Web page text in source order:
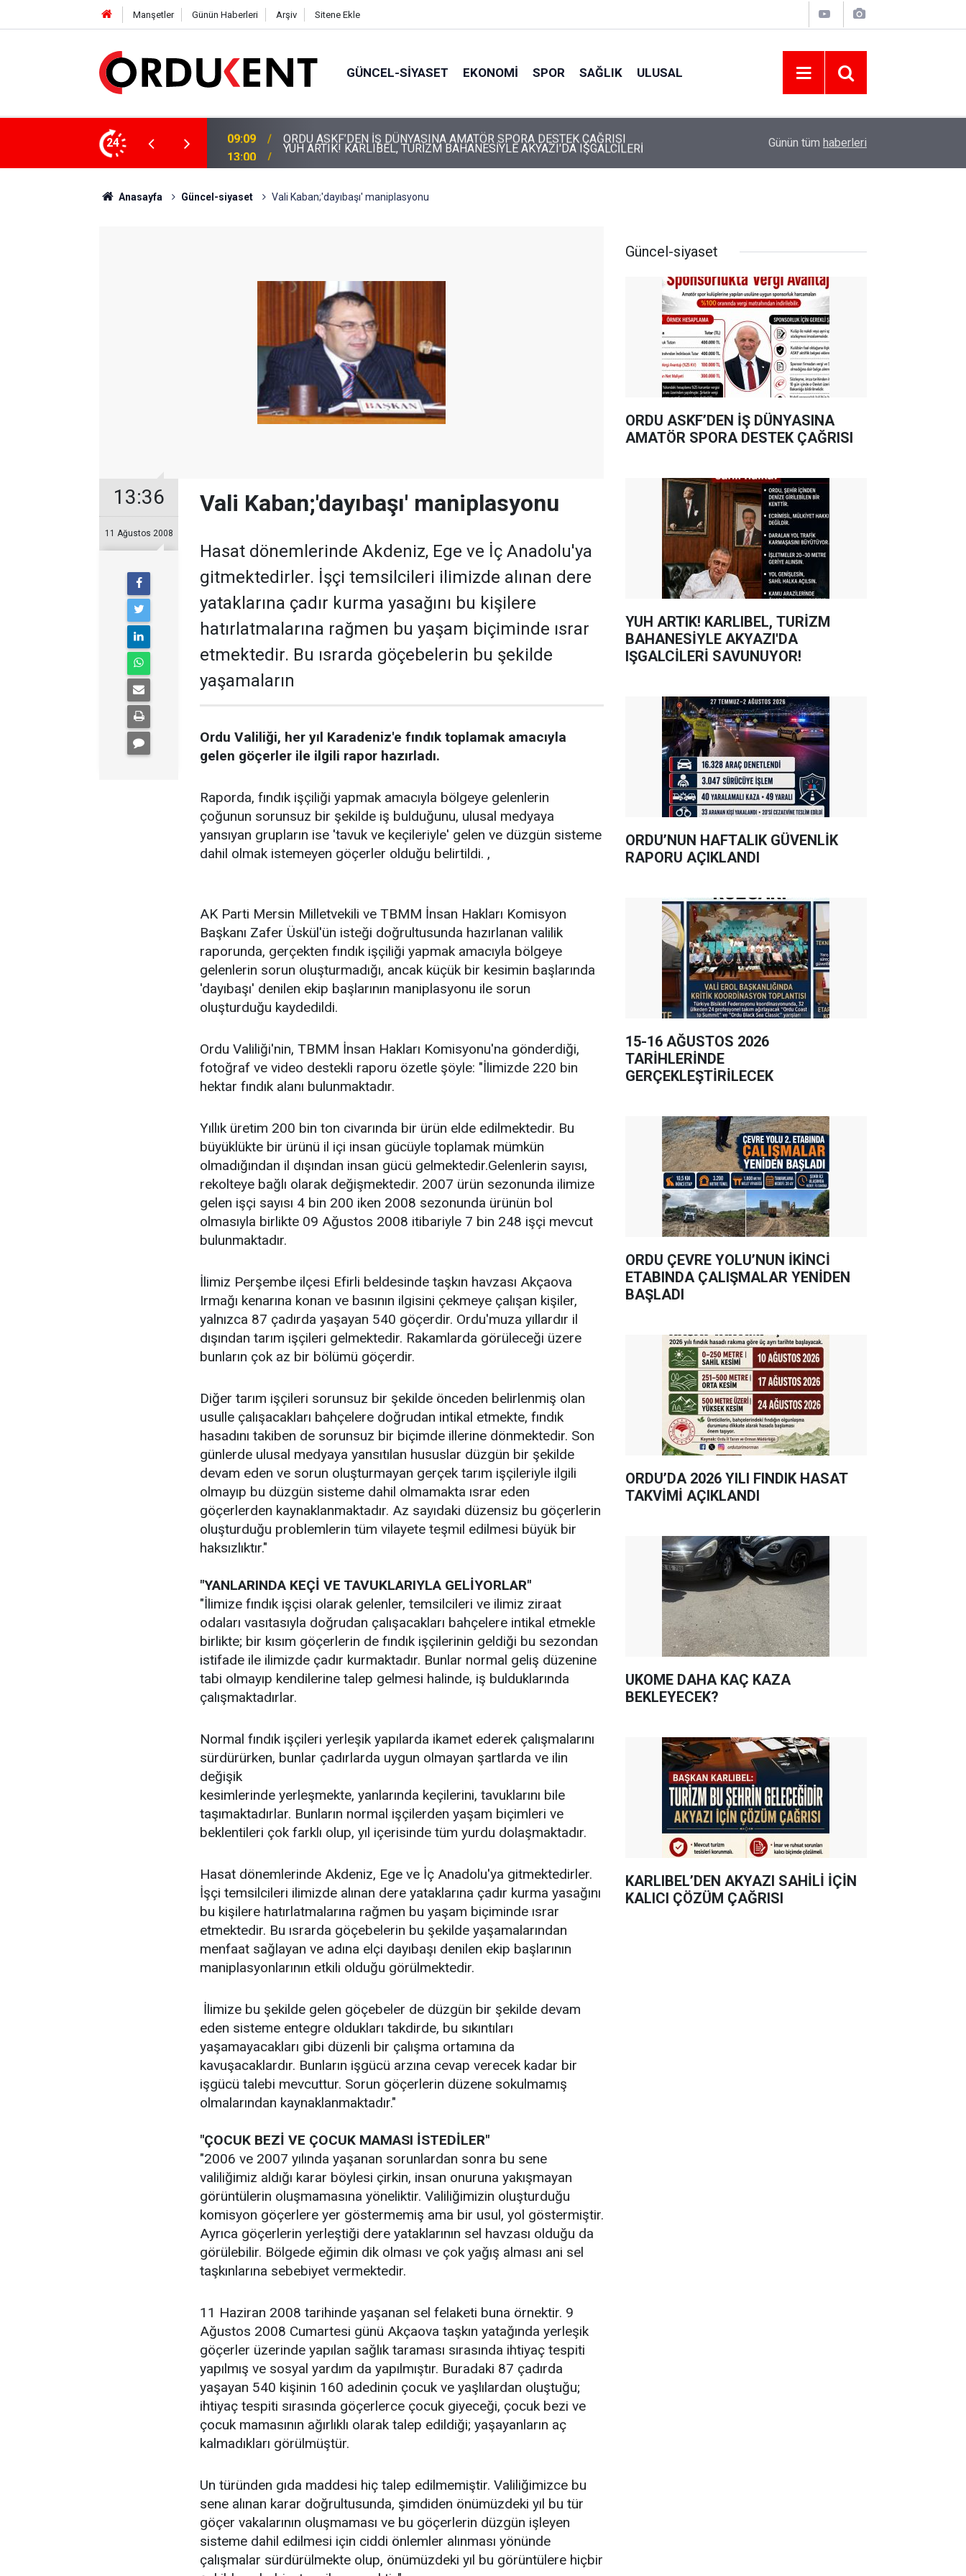
Manşetler Günün Haberleri Arşiv Sitene Ekle
GÜNCEL-SIYASET EKONOMI SPOR SAĞLIK ULUSAL
24
SPORA DESTEK ÇAĞRISI 13:00
YUH ARTIK! KARLIBEL, TURİZM BAHANESİYLE AKYAZI'DA IŞGALCİLERİ
SAVUNUYOR!
ORDU’NUN HAFTALIK GÜVENLİK RAPORU
Günün tüm haberleri
Anasayfa Güncel-siyaset Vali Kaban;'dayıbaşı' maniplasyonu
13:36
11 Ağustos 2008
Vali Kaban;'dayıbaşı' maniplasyonu
Hasat dönemlerinde Akdeniz, Ege ve İç Anadolu'ya
gitmektedirler. İşçi temsilcileri ilimizde alınan dere
yataklarına çadır kurma yasağını bu kişilere
hatırlatmalarına rağmen bu yaşam biçiminde ısrar
etmektedir. Bu ısrarda göçebelerin bu şekilde
yaşamaların
Ordu Valiliği, her yıl Karadeniz'e fındık toplamak amacıyla
gelen göçerler ile ilgili rapor hazırladı.
Raporda, fındık işçiliği yapmak amacıyla bölgeye gelenlerin
çoğunun sorunsuz bir şekilde iş bulduğunu, ulusal medyaya
yansıyan grupların ise 'tavuk ve keçileriyle' gelen ve düzgün sisteme
dahil olmak istemeyen göçerler olduğu belirtildi. ,
AK Parti Mersin Milletvekili ve TBMM İnsan Hakları Komisyon
Başkanı Zafer Üskül'ün isteği doğrultusunda hazırlanan valilik
raporunda, gerçekten fındık işçiliği yapmak amacıyla bölgeye
gelenlerin sorun oluşturmadığı, ancak küçük bir kesimin başlarında
'dayıbaşı' denilen ekip başlarının maniplasyonu ile sorun
oluşturduğu kaydedildi.
Ordu Valiliği'nin, TBMM İnsan Hakları Komisyonu'na gönderdiği,
fotoğraf ve video destekli raporu özetle şöyle: "İlimizde 220 bin
hektar fındık alanı bulunmaktadır.
Yıllık üretim 200 bin ton civarında bir ürün elde edilmektedir. Bu
büyüklükte bir ürünü il içi insan gücüyle toplamak mümkün
olmadığından il dışından insan gücü gelmektedir.Gelenlerin sayısı,
rekolteye bağlı olarak değişmektedir. 2007 ürün sezonunda ilimize
gelen işçi sayısı 4 bin 200 iken 2008 sezonunda ürünün bol
olmasıyla birlikte 09 Ağustos 2008 itibariyle 7 bin 248 işçi mevcut
bulunmaktadır.
İlimiz Perşembe ilçesi Efirli beldesinde taşkın havzası Akçaova
Irmağı kenarına konan ve basının ilgisini çekmeye çalışan kişiler,
yalnızca 87 çadırda yaşayan 540 göçerdir. Ordu'muza yıllardır il
dışından tarım işçileri gelmektedir. Rakamlarda görüleceği üzere
bunların çok az bir bölümü göçerdir.
Diğer tarım işçileri sorunsuz bir şekilde önceden belirlenmiş olan
usulle çalışacakları bahçelere doğrudan intikal etmekte, fındık
hasadını takiben de sorunsuz bir biçimde illerine dönmektedir. Son
günlerde ulusal medyaya yansıtılan hususlar düzgün bir şekilde
devam eden ve sorun oluşturmayan gerçek tarım işçileriyle ilgili
olmayıp bu düzgün sisteme dahil olmamakta ısrar eden
göçerlerden kaynaklanmaktadır. Az sayıdaki düzensiz bu göçerlerin
oluşturduğu problemlerin tüm vilayete teşmil edilmesi büyük bir
haksızlıktır."
"YANLARINDA KEÇİ VE TAVUKLARIYLA GELİYORLAR"
"İlimize fındık işçisi olarak gelenler, temsilcileri ve ilimiz ziraat
odaları vasıtasıyla doğrudan çalışacakları bahçelere intikal etmekle
birlikte; bir kısım göçerlerin de fındık işçilerinin geldiği bu sezondan
istifade ile ilimizde çadır kurmaktadır. Bunlar normal geliş düzenine
tabi olmayıp kendilerine talep gelmesi halinde, iş bulduklarında
çalışmaktadırlar.
Normal fındık işçileri yerleşik yapılarda ikamet ederek çalışmalarını
sürdürürken, bunlar çadırlarda uygun olmayan şartlarda ve ilin
değişik
kesimlerinde yerleşmekte, yanlarında keçilerini, tavuklarını bile
taşımaktadırlar. Bunların normal işçilerden yaşam biçimleri ve
beklentileri çok farklı olup, yıl içerisinde tüm yurdu dolaşmaktadır.
Hasat dönemlerinde Akdeniz, Ege ve İç Anadolu'ya gitmektedirler.
İşçi temsilcileri ilimizde alınan dere yataklarına çadır kurma yasağını
bu kişilere hatırlatmalarına rağmen bu yaşam biçiminde ısrar
etmektedir. Bu ısrarda göçebelerin bu şekilde yaşamalarından
menfaat sağlayan ve adına elçi dayıbaşı denilen ekip başlarının
maniplasyonlarının etkili olduğu görülmektedir.
İlimize bu şekilde gelen göçebeler de düzgün bir şekilde devam
eden sisteme entegre oldukları takdirde, bu sıkıntıları
yaşamayacakları gibi düzenli bir çalışma ortamına da
kavuşacaklardır. Bunların işgücü arzına cevap verecek kadar bir
işgücü talebi mevcuttur. Sorun göçerlerin düzene sokulmamış
olmalarından kaynaklanmaktadır."
"ÇOCUK BEZİ VE ÇOCUK MAMASI İSTEDİLER"
"2006 ve 2007 yılında yaşanan sorunlardan sonra bu sene
valiliğimiz aldığı karar böylesi çirkin, insan onuruna yakışmayan
görüntülerin oluşmamasına yöneliktir. Valiliğimizin oluşturduğu
komisyon göçerlere yer göstermemiş ama bir usul, yol göstermiştir.
Ayrıca göçerlerin yerleştiği dere yataklarının sel havzası olduğu da
görülebilir. Bölgede eğimin dik olması ve çok yağış alması ani sel
taşkınlarına sebebiyet vermektedir.
11 Haziran 2008 tarihinde yaşanan sel felaketi buna örnektir. 9
Ağustos 2008 Cumartesi günü Akçaova taşkın yatağında yerleşik
göçerler üzerinde yapılan sağlık taraması sırasında ihtiyaç tespiti
yapılmış ve sosyal yardım da yapılmıştır. Buradaki 87 çadırda
yaşayan 540 kişinin 160 adedinin çocuk ve yaşlılardan oluştuğu;
ihtiyaç tespiti sırasında göçerlerce çocuk giyeceği, çocuk bezi ve
çocuk mamasının ağırlıklı olarak talep edildiği; yaşayanların aç
kalmadıkları görülmüştür.
Un türünden gıda maddesi hiç talep edilmemiştir. Valiliğimizce bu
sene alınan karar doğrultusunda, şimdiden önümüzdeki yıl bu tür
göçer vakalarının oluşmaması ve bu göçerlerin düzgün işleyen
sisteme dahil edilmesi için ciddi önlemler alınması yönünde
çalışmalar sürdürülmekte olup, önümüzdeki yıl bu görüntülere hiçbir
Güncel-siyaset
ORDU ASKF’DEN İŞ DÜNYASINA
AMATÖR SPORA DESTEK ÇAĞRISI
YUH ARTIK! KARLIBEL, TURİZM
BAHANESİYLE AKYAZI'DA
IŞGALCİLERİ SAVUNUYOR!
ORDU’NUN HAFTALIK GÜVENLİK
RAPORU AÇIKLANDI
15-16 AĞUSTOS 2026
TARİHLERİNDE
GERÇEKLEŞTİRİLECEK
ORDU ÇEVRE YOLU’NUN İKİNCİ
ETABINDA ÇALIŞMALAR YENİDEN
BAŞLADI
ORDU’DA 2026 YILI FINDIK HASAT
TAKVİMİ AÇIKLANDI
UKOME DAHA KAÇ KAZA
BEKLEYECEK?
KARLIBEL’DEN AKYAZI SAHİLİ İÇİN
KALICI ÇÖZÜM ÇAĞRISI